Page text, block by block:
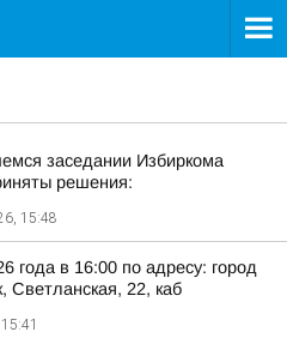
заседании Избиркома
решения:
15:48
года в 16:00 по адресу: город
Светланская, 22, каб